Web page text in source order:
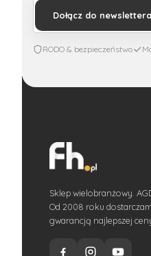
Dołącz do newslettera
RODO & bezpieczeństwo
Sklep wielobranżowy.
Od 2008 roku
gwarancją najlepszej